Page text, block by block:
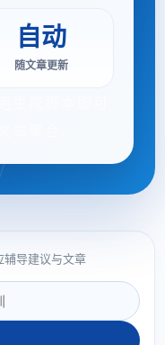
自动
随文章更新
导建议与文章